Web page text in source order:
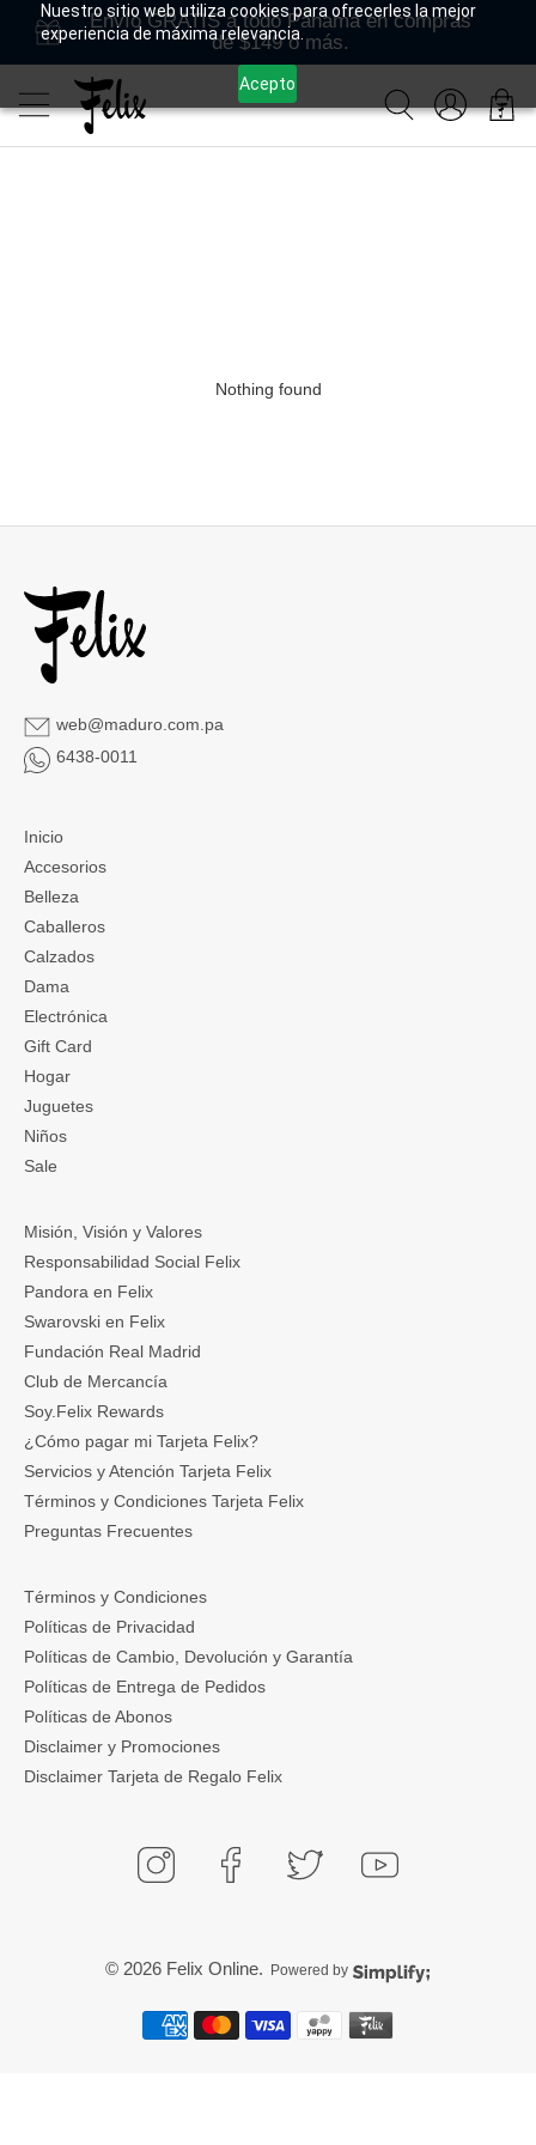
Nuestro sitio web utiliza cookies para ofrecerles la mejor
experiencia de máxima relevancia.
Acepto
Envío GRATIS a todo Panamá en compras
de $149 o más.
Nothing found
web@maduro.com.pa
6438-0011
Inicio
Accesorios
Belleza
Caballeros
Calzados
Dama
Electrónica
Gift Card
Hogar
Juguetes
Niños
Sale
Misión, Visión y Valores
Responsabilidad Social Felix
Pandora en Felix
Swarovski en Felix
Fundación Real Madrid
Club de Mercancía
Soy.Felix Rewards
¿Cómo pagar mi Tarjeta Felix?
Servicios y Atención Tarjeta Felix
Términos y Condiciones Tarjeta Felix
Preguntas Frecuentes
Términos y Condiciones
Políticas de Privacidad
Políticas de Cambio, Devolución y Garantía
Políticas de Entrega de Pedidos
Políticas de Abonos
Disclaimer y Promociones
Disclaimer Tarjeta de Regalo Felix
© 2026 Felix Online. Powered by